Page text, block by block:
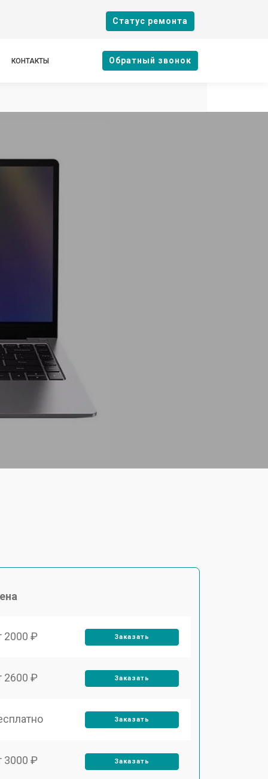
Cтатус ремонта
КОНТАКТЫ Oбратный звонок
2000 ₽ Заказать
2600 ₽ Заказать
Заказать
3000 ₽ Заказать